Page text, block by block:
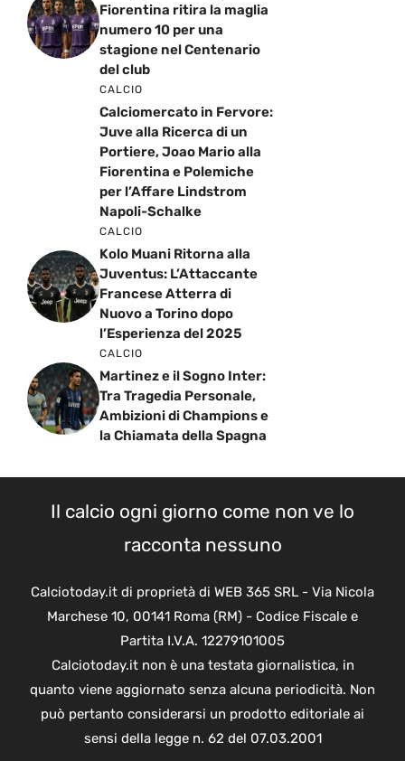
Fiorentina ritira la maglia
numero 10 per una
stagione nel Centenario
del club
CALCIO
Calciomercato in Fervore:
Juve alla Ricerca di un
Portiere, Joao Mario alla
Fiorentina e Polemiche
per l’Affare Lindstrom
Napoli-Schalke
CALCIO
Kolo Muani Ritorna alla
Juventus: L’Attaccante
Francese Atterra di
Nuovo a Torino dopo
l’Esperienza del 2025
CALCIO
Martinez e il Sogno Inter:
Tra Tragedia Personale,
Ambizioni di Champions e
la Chiamata della Spagna
Il calcio ogni giorno come non ve lo
racconta nessuno
Calciotoday.it di proprietà di WEB 365 SRL - Via Nicola
Marchese 10, 00141 Roma (RM) - Codice Fiscale e
Partita I.V.A. 12279101005
Calciotoday.it non è una testata giornalistica, in
quanto viene aggiornato senza alcuna periodicità. Non
può pertanto considerarsi un prodotto editoriale ai
sensi della legge n. 62 del 07.03.2001